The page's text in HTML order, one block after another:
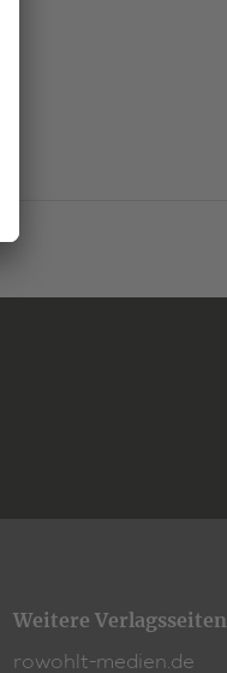
Weitere Verlagsseiten
rowohlt-medien.de